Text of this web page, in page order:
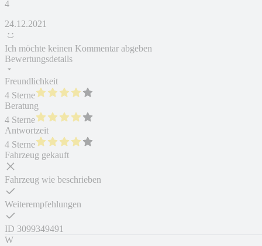
4
24.12.2021
Ich möchte keinen Kommentar abgeben
Bewertungsdetails
Freundlichkeit
4 Sterne
Beratung
4 Sterne
Antwortzeit
4 Sterne
Fahrzeug gekauft
Fahrzeug wie beschrieben
Weiterempfehlungen
ID 3099349491
W